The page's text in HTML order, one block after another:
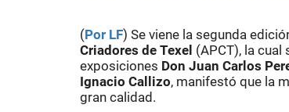
(Por LF) Se viene la segunda
Criadores de Texel (APCT), la
exposiciones Don Juan Carlos
Ignacio Callizo, manifestó que la
gran calidad.